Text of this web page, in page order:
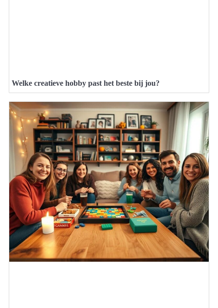
Welke creatieve hobby past het beste bij jou?